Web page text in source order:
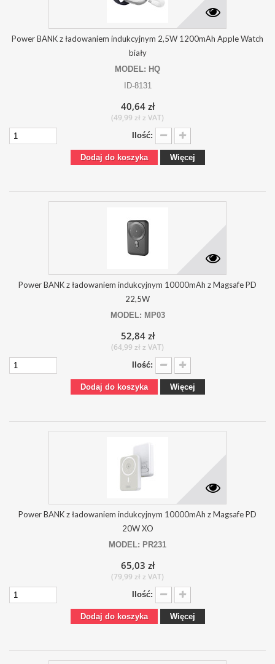
Power BANK z ładowaniem indukcyjnym 2,5W 1200mAh Apple Watch
biały
MODEL: HQ
ID-8131
40,64 zł
(49,99 zł z VAT)
Ilość:
Dodaj do koszyka Więcej
Power BANK z ładowaniem indukcyjnym 10000mAh z Magsafe PD
22,5W
MODEL: MP03
52,84 zł
(64,99 zł z VAT)
Ilość:
Dodaj do koszyka Więcej
Power BANK z ładowaniem indukcyjnym 10000mAh z Magsafe PD
20W XO
MODEL: PR231
65,03 zł
(79,99 zł z VAT)
Ilość:
Dodaj do koszyka Więcej